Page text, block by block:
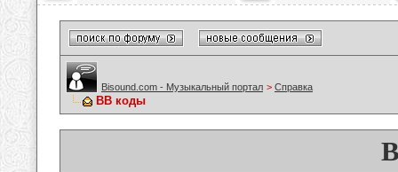
Bisound.com - Музыкальный портал > Справка
BB коды